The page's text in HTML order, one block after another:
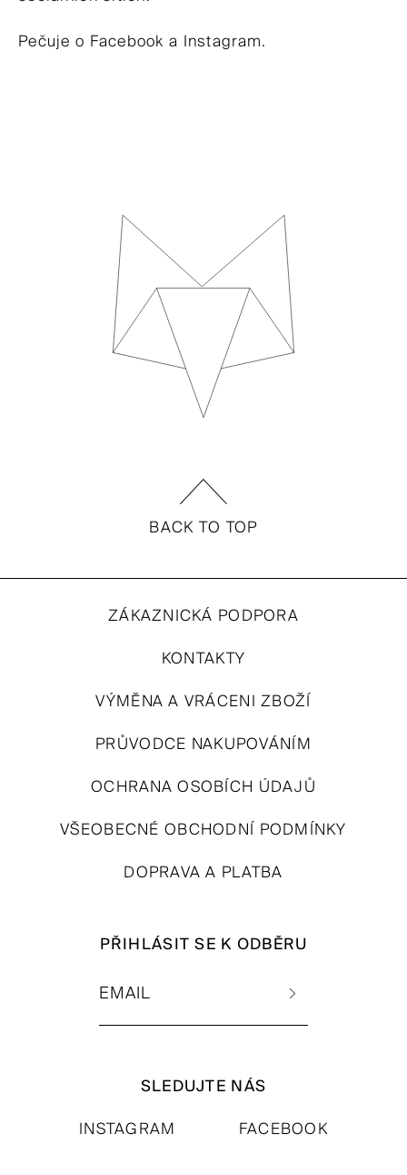
Pečuje o Facebook a Instagram.
BACK TO TOP
ZÁKAZNICKÁ PODPORA
KONTAKTY
VÝMĚNA A VRÁCENI ZBOŽÍ
PRŮVODCE NAKUPOVÁNÍM
OCHRANA OSOBÍCH ÚDAJŮ
VŠEOBECNÉ OBCHODNÍ PODMÍNKY
DOPRAVA A PLATBA
PŘIHLÁSIT SE K ODBĚRU
SLEDUJTE NÁS
INSTAGRAM FACEBOOK